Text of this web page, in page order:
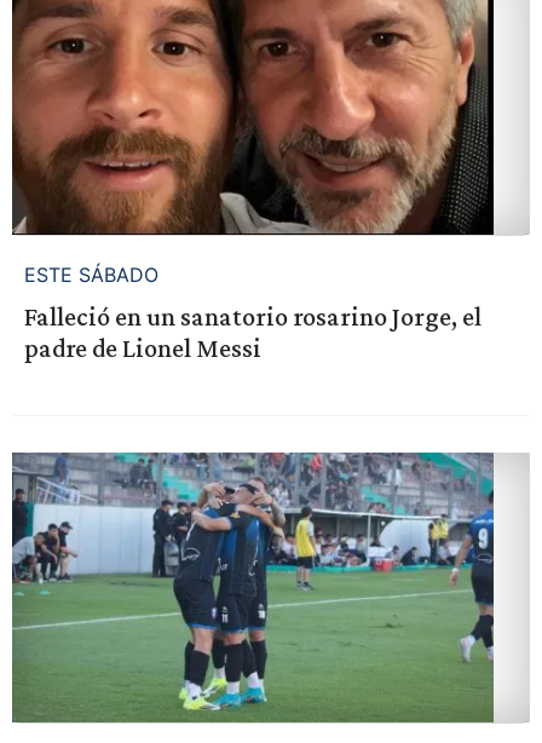
ESTE SÁBADO
Falleció en un sanatorio rosarino Jorge, el
padre de Lionel Messi